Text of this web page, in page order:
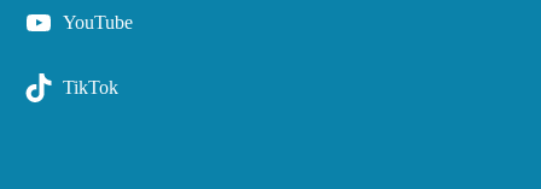
YouTube
TikTok